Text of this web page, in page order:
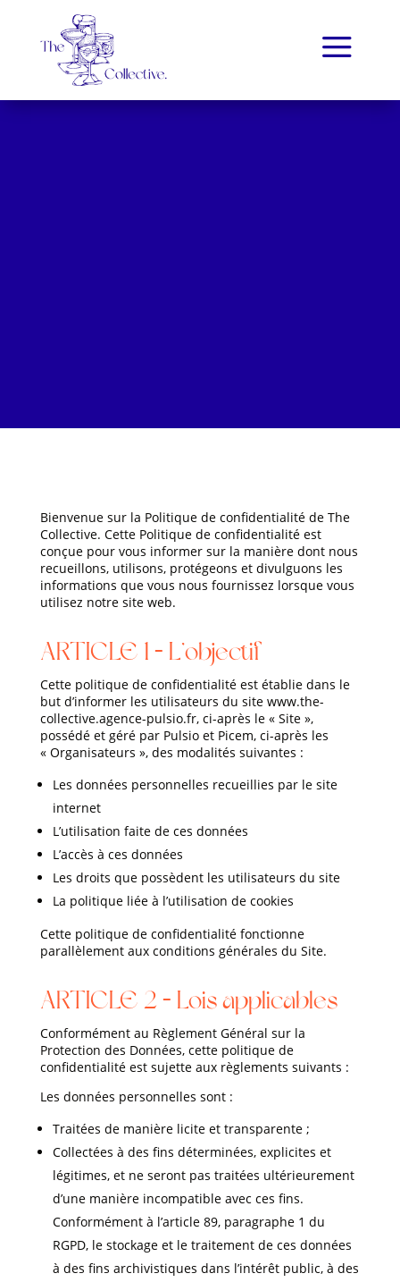
a
Bienvenue sur la Politique de confidentialité de The
Collective. Cette Politique de confidentialité est
conçue pour vous informer sur la manière dont nous
recueillons, utilisons, protégeons et divulguons les
informations que vous nous fournissez lorsque vous
utilisez notre site web.
ARTICLE 1 – L’objectif
Cette politique de confidentialité est établie dans le
but d’informer les utilisateurs du site www.the-
collective.agence-pulsio.fr, ci-après le « Site »,
possédé et géré par Pulsio et Picem, ci-après les
« Organisateurs », des modalités suivantes :
Les données personnelles recueillies par le site
internet
L’utilisation faite de ces données
L’accès à ces données
Les droits que possèdent les utilisateurs du site
La politique liée à l’utilisation de cookies
Cette politique de confidentialité fonctionne
parallèlement aux conditions générales du Site.
ARTICLE 2 – Lois applicables
Conformément au Règlement Général sur la
Protection des Données, cette politique de
confidentialité est sujette aux règlements suivants :
Les données personnelles sont :
Traitées de manière licite et transparente ;
Collectées à des fins déterminées, explicites et
légitimes, et ne seront pas traitées ultérieurement
d’une manière incompatible avec ces fins.
Conformément à l’article 89, paragraphe 1 du
RGPD, le stockage et le traitement de ces données
à des fins archivistiques dans l’intérêt public, à des